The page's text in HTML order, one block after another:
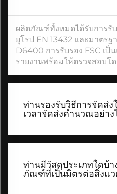
ผลิตภัณฑ์ทั้งหมดได้รับการรั
ยุโรป EN 13432 และมาตรฐ
D6400 การรับรอง FSC เป็
รายงานพร้อมให้ตรวจสอบโ
ท่านรองรับวิธีการจัดส่ง
เวลาจัดส่งคำนวณอย่าง
ท่านมีวัสดุประเภทใดบ้า
ภัณฑ์ที่เป็นมิตรต่อสิ่งแว